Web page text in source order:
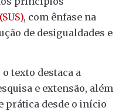
, com ênfase na
de desigualdades e
texto destaca a
e extensão, além
prática desde o início